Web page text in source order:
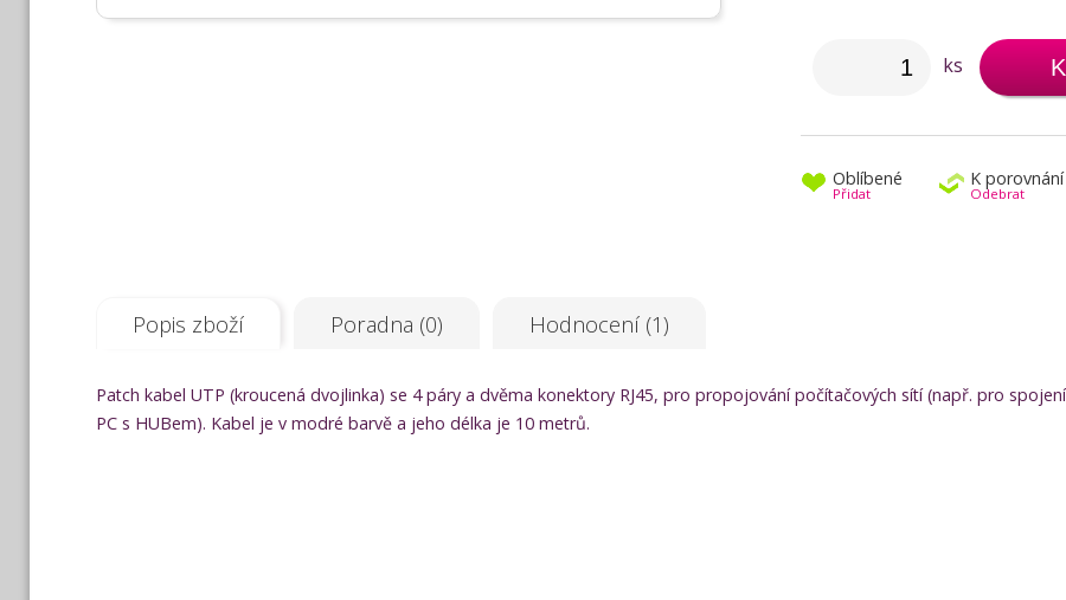
ks
Oblíbené
Přidat
K porovnání
Odebrat
Popis zboží Poradna (0) Hodnocení (1)
Patch kabel UTP (kroucená dvojlinka) se 4 páry a dvěma konektory RJ45, pro propojování počítačových sítí (např. pro spojení
PC s HUBem). Kabel je v modré barvě a jeho délka je 10 metrů.